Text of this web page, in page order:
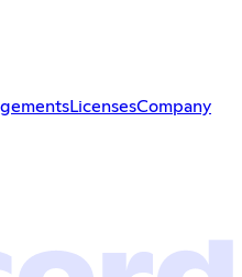
LicensesCompany